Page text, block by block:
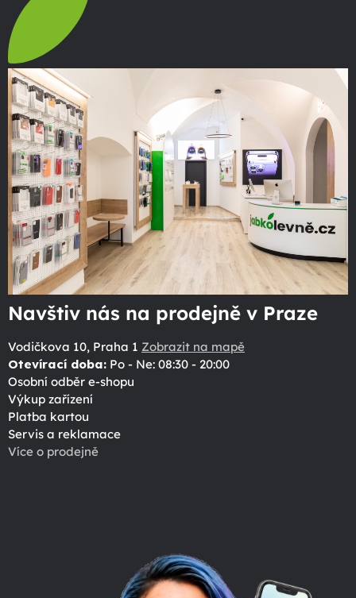
Navštiv nás na prodejně v Praze
Vodičkova 10, Praha 1 Zobrazit na mapě
Otevírací doba: Po - Ne: 08:30 - 20:00
Osobní odběr e-shopu
Výkup zařízení
Platba kartou
Servis a reklamace
Více o prodejně